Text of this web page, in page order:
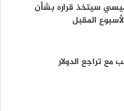
سيتخذ قراره بشأن
المقبل
مع تراجع الدولار